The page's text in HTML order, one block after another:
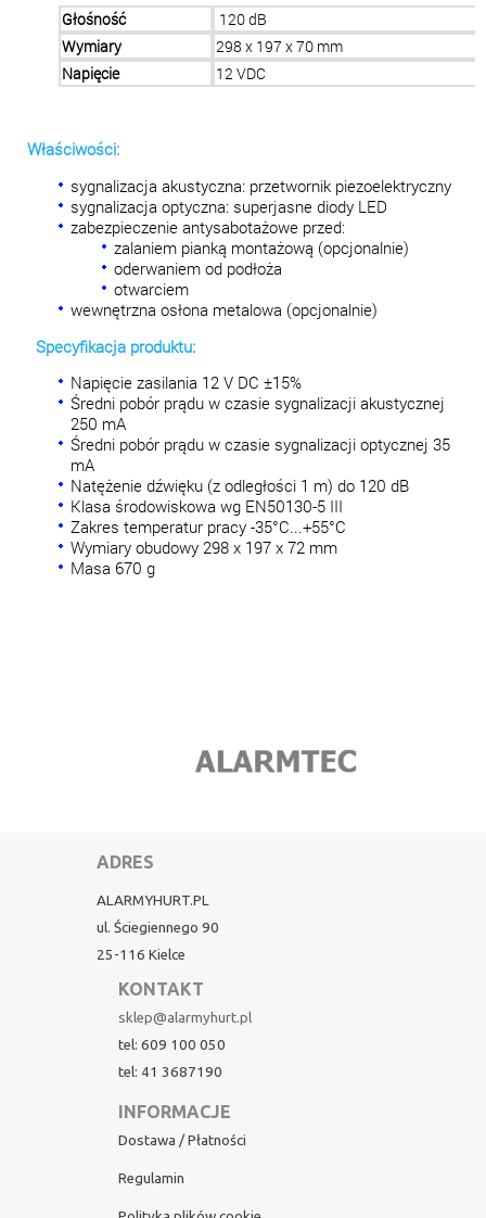
Głośność
120 dB
Wymiary
298 x 197 x 70 mm
Napięcie
12 VDC
Właściwości:
sygnalizacja akustyczna: przetwornik piezoelektryczny
sygnalizacja optyczna: superjasne diody LED
zabezpieczenie antysabotażowe przed:
zalaniem pianką montażową (opcjonalnie)
oderwaniem od podłoża
otwarciem
wewnętrzna osłona metalowa (opcjonalnie)
Specyfikacja produktu:
Napięcie zasilania 12 V DC ±15%
Średni pobór prądu w czasie sygnalizacji akustycznej
250 mA
Średni pobór prądu w czasie sygnalizacji optycznej 35
mA
Natężenie dźwięku (z odległości 1 m) do 120 dB
Klasa środowiskowa wg EN50130-5 III
Zakres temperatur pracy -35°C...+55°C
Wymiary obudowy 298 x 197 x 72 mm
Masa 670 g
ADRES
ALARMYHURT.PL
ul. Ściegiennego 90
25-116 Kielce
KONTAKT
sklep@alarmyhurt.pl
tel: 609 100 050
tel: 41 3687190
INFORMACJE
Dostawa / Płatności
Regulamin